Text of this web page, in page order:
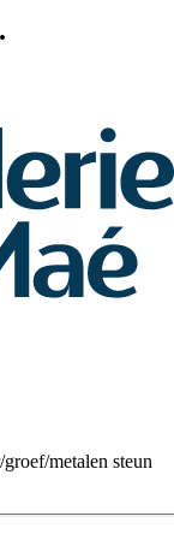
metalen steun